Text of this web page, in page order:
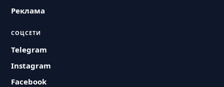
Реклама
СОЦСЕТИ
Telegram
Instagram
Facebook